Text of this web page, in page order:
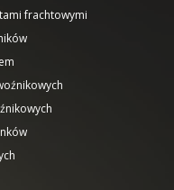
frachtowymi